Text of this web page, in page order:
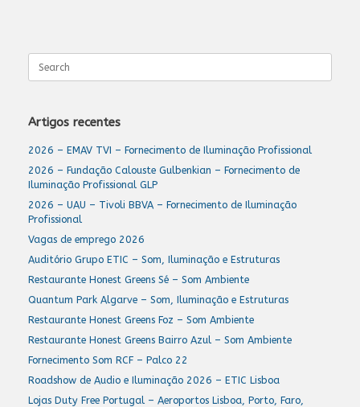
Search
for:
Artigos recentes
2026 – EMAV TVI – Fornecimento de Iluminação Profissional
2026 – Fundação Calouste Gulbenkian – Fornecimento de
Iluminação Profissional GLP
2026 – UAU – Tivoli BBVA – Fornecimento de Iluminação
Profissional
Vagas de emprego 2026
Auditório Grupo ETIC – Som, Iluminação e Estruturas
Restaurante Honest Greens Sé – Som Ambiente
Quantum Park Algarve – Som, Iluminação e Estruturas
Restaurante Honest Greens Foz – Som Ambiente
Restaurante Honest Greens Bairro Azul – Som Ambiente
Fornecimento Som RCF – Palco 22
Roadshow de Audio e Iluminação 2026 – ETIC Lisboa
Lojas Duty Free Portugal – Aeroportos Lisboa, Porto, Faro,